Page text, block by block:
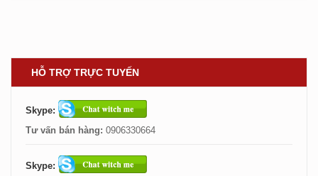
HỖ TRỢ TRỰC TUYẾN
Skype:
Tư vấn bán hàng: 0906330664
Skype: